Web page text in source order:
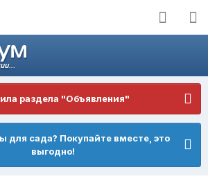
раздела "Объявления"
для сада? Покупайте вместе, это
выгодно!